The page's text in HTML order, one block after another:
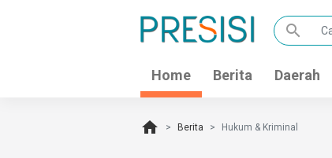
search
Home Berita Daerah
home Berita Hukum & Kriminal